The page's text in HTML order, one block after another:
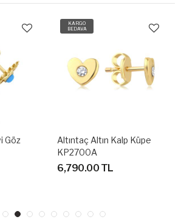
Göz
KARGO
BEDAVA
Altıntaç Altın Kalp Küpe
KP2700A
6,790.00 TL